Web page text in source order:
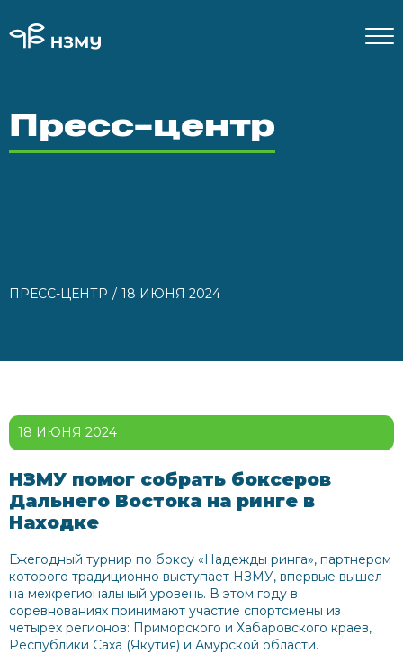
Пресс-центр
ПРЕСС-ЦЕНТР 18 ИЮНЯ 2024
18 ИЮНЯ 2024
НЗМУ помог собрать боксеров
Дальнего Востока на ринге в
Находке
Ежегодный турнир по боксу «Надежды ринга», партнером
которого традиционно выступает НЗМУ, впервые вышел
на межрегиональный уровень. В этом году в
соревнованиях принимают участие спортсмены из
четырех регионов: Приморского и Хабаровского краев,
Республики Саха (Якутия) и Амурской области.